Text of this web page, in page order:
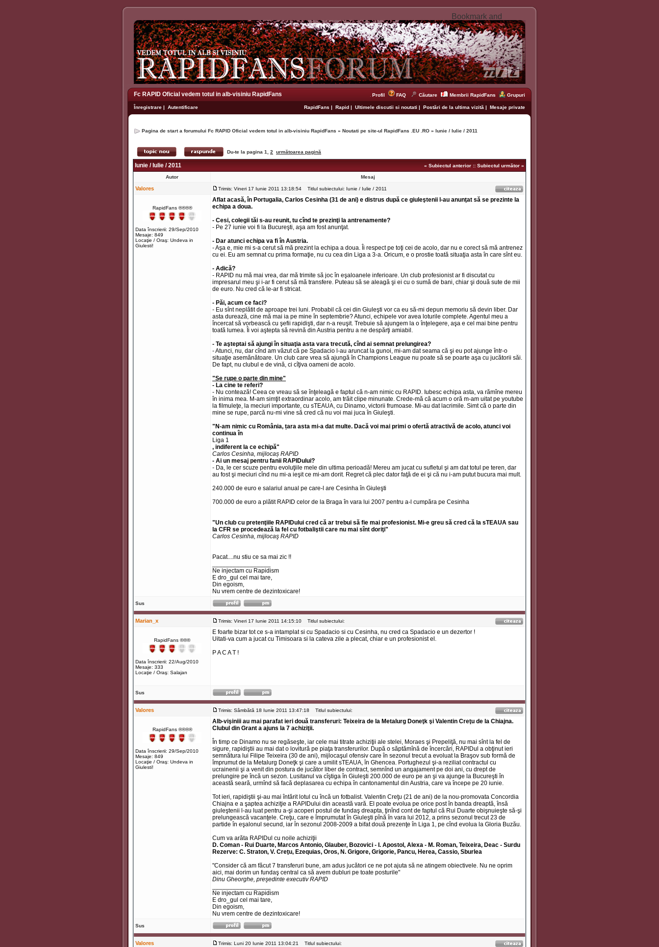
Fc RAPID Oficial vedem totul in alb-visiniu RapidFans Profil FAQ Căutare Membrii RapidFans Grupuri
Înregistrare | Autentificare RapidFans | Rapid | Ultimele discutii si noutati | Postări de la ultima vizită | Mesaje private
Pagina de start a forumului Fc RAPID Oficial vedem totul in alb-visiniu RapidFans » Noutati pe site-ul RapidFans .EU .RO » Iunie / Iulie / 2011
Du-te la pagina 1 2 următoarea pagină
Iunie / Iulie / 2011 « Subiectul anterior :: Subiectul următor »
Autor Mesaj
Valores Trimis: Vineri 17 Iunie 2011 13:18:54 Titlul subiectului: Iunie / Iulie / 2011
RapidFans ®®®®
Data înscrierii: 29/Sep/2010
Mesaje: 849
Locaţie / Oraş: Undeva in
Giulesti!
Aflat acasă, în Portugalia, Carlos Cesinha (31 de ani) e distrus după ce giuleştenii l-au anunţat să se prezinte la
echipa a doua.
- Cesi, colegii tăi s-au reunit, tu cînd te prezinţi la antrenamente?
- Pe 27 iunie voi fi la Bucureşti, aşa am fost anunţat.
- Dar atunci echipa va fi în Austria.
- Aşa e, mie mi s-a cerut să mă prezint la echipa a doua. Îi respect pe toţi cei de acolo, dar nu e corect să mă antrenez
cu ei. Eu am semnat cu prima formaţie, nu cu cea din Liga a 3-a. Oricum, e o prostie toată situaţia asta în care sînt eu.
- Adică?
- RAPID nu mă mai vrea, dar mă trimite să joc în eşaloanele inferioare. Un club profesionist ar fi discutat cu
impresarul meu şi i-ar fi cerut să mă transfere. Puteau să se aleagă şi ei cu o sumă de bani, chiar şi două sute de mii
de euro. Nu cred că le-ar fi stricat.
- Păi, acum ce faci?
- Eu sînt neplătit de aproape trei luni. Probabil că cei din Giuleşti vor ca eu să-mi depun memoriu să devin liber. Dar
asta durează, cine mă mai ia pe mine în septembrie? Atunci, echipele vor avea loturile complete. Agentul meu a
încercat să vorbească cu şefii rapidişti, dar n-a reuşit. Trebuie să ajungem la o înţelegere, aşa e cel mai bine pentru
toată lumea. Îi voi aştepta să revină din Austria pentru a ne despărţi amiabil.
- Te aşteptai să ajungi în situaţia asta vara trecută, cînd ai semnat prelungirea?
- Atunci, nu, dar cînd am văzut că pe Spadacio l-au aruncat la gunoi, mi-am dat seama că şi eu pot ajunge într-o
situaţie asemănătoare. Un club care vrea să ajungă în Champions League nu poate să se poarte aşa cu jucătorii săi.
De fapt, nu clubul e de vină, ci cîţiva oameni de acolo.
"Se rupe o parte din mine"
- La cine te referi?
- Nu contează! Ceea ce vreau să se înţeleagă e faptul că n-am nimic cu RAPID. Iubesc echipa asta, va rămîne mereu
în inima mea. M-am simţit extraordinar acolo, am trăit clipe minunate. Crede-mă că acum o oră m-am uitat pe youtube
la filmuleţe, la meciuri importante, cu sTEAUA, cu Dinamo, victorii frumoase. Mi-au dat lacrimile. Simt că o parte din
mine se rupe, parcă nu-mi vine să cred că nu voi mai juca în Giuleşti.
"N-am nimic cu România, țara asta mi-a dat multe. Dacă voi mai primi o ofertă atractivă de acolo, atunci voi
continua în
Liga 1
, indiferent la ce echipă"
Carlos Cesinha, mijlocaș RAPID
- Ai un mesaj pentru fanii RAPIDului?
- Da, le cer scuze pentru evoluţiile mele din ultima perioadă! Mereu am jucat cu sufletul şi am dat totul pe teren, dar
au fost şi meciuri cînd nu mi-a ieşit ce mi-am dorit. Regret că plec dator faţă de ei şi că nu i-am putut bucura mai mult.
240.000 de euro e salariul anual pe care-l are Cesinha în Giuleşti
700.000 de euro a plătit RAPID celor de la Braga în vara lui 2007 pentru a-l cumpăra pe Cesinha
"Un club cu pretenţiile RAPIDului cred că ar trebui să fie mai profesionist. Mi-e greu să cred că la sTEAUA sau
la CFR se procedează la fel cu fotbaliştii care nu mai sînt doriţi"
Carlos Cesinha, mijlocaş RAPID
Pacat....nu stiu ce sa mai zic !!
Ne injectam cu Rapidism
E dro_gul cel mai tare,
Din egoism,
Nu vrem centre de dezintoxicare!
Sus
Marian_x Trimis: Vineri 17 Iunie 2011 14:15:10 Titlul subiectului:
RapidFans ®®®
Data înscrierii: 22/Aug/2010
Mesaje: 333
Locaţie / Oraş: Salajan
E foarte bizar tot ce s-a intamplat si cu Spadacio si cu Cesinha, nu cred ca Spadacio e un dezertor !
Uitati-va cum a jucat cu Timisoara si la cateva zile a plecat, chiar e un profesionist el.
P A C A T !
Sus
Valores Trimis: Sâmbătă 18 Iunie 2011 13:47:18 Titlul subiectului:
RapidFans ®®®®
Data înscrierii: 29/Sep/2010
Mesaje: 849
Locaţie / Oraş: Undeva in
Giulesti!
Alb-vişiniii au mai parafat ieri două transferuri: Teixeira de la Metalurg Doneţk şi Valentin Creţu de la Chiajna.
Clubul din Grant a ajuns la 7 achiziţii.
În timp ce Dinamo nu se regăseşte, iar cele mai titrate achiziţii ale stelei, Moraes şi Prepeliţă, nu mai sînt la fel de
sigure, rapidiştii au mai dat o lovitură pe piaţa transferurilor. După o săptămînă de încercări, RAPIDul a obţinut ieri
semnătura lui Filipe Teixeira (30 de ani), mijlocaşul ofensiv care în sezonul trecut a evoluat la Braşov sub formă de
împrumut de la Metalurg Doneţk şi care a umilit sTEAUA, în Ghencea. Portughezul şi-a reziliat contractul cu
ucrainenii şi a venit din postura de jucător liber de contract, semnînd un angajament pe doi ani, cu drept de
prelungire pe încă un sezon. Lusitanul va cîştiga în Giuleşti 200.000 de euro pe an şi va ajunge la Bucureşti în
această seară, urmînd să facă deplasarea cu echipa în cantonamentul din Austria, care va începe pe 20 iunie.
Tot ieri, rapidiştii şi-au mai întărit lotul cu încă un fotbalist. Valentin Creţu (21 de ani) de la nou-promovata Concordia
Chiajna e a şaptea achiziţie a RAPIDului din această vară. El poate evolua pe orice post în banda dreaptă, însă
giuleştenii l-au luat pentru a-şi acoperi postul de fundaş dreapta, ţinînd cont de faptul că Rui Duarte obişnuieşte să-şi
prelungească vacanţele. Creţu, care e împrumutat în Giuleşti pînă în vara lui 2012, a prins sezonul trecut 23 de
partide în eşalonul secund, iar în sezonul 2008-2009 a bifat două prezenţe în Liga 1, pe cînd evolua la Gloria Buzău.
Cum va arăta RAPIDul cu noile achiziţii
D. Coman - Rui Duarte, Marcos Antonio, Glauber, Bozovici - I. Apostol, Alexa - M. Roman, Teixeira, Deac - Surdu
Rezerve: C. Straton, V. Creţu, Ezequias, Oros, N. Grigore, Grigorie, Pancu, Herea, Cassio, Sburlea
"Consider că am făcut 7 transferuri bune, am adus jucători ce ne pot ajuta să ne atingem obiectivele. Nu ne oprim
aici, mai dorim un fundaş central ca să avem dubluri pe toate posturile"
Dinu Gheorghe, preşedinte executiv RAPID
Ne injectam cu Rapidism
E dro_gul cel mai tare,
Din egoism,
Nu vrem centre de dezintoxicare!
Sus
Valores Trimis: Luni 20 Iunie 2011 13:04:21 Titlul subiectului: